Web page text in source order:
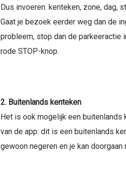
Dus invoeren: kenteken, zone, dag,
Gaat je bezoek eerder weg dan de
probleem, stop dan de parkeeractie
rode STOP-knop.
2. Buitenlands kenteken
Het is ook mogelijk een buitenlands
van de app: dit is een buitenlands
gewoon negeren en je kan